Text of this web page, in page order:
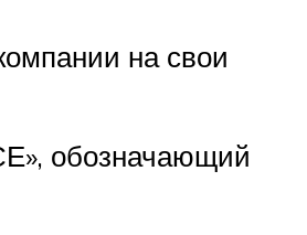
на свои
обозначающий